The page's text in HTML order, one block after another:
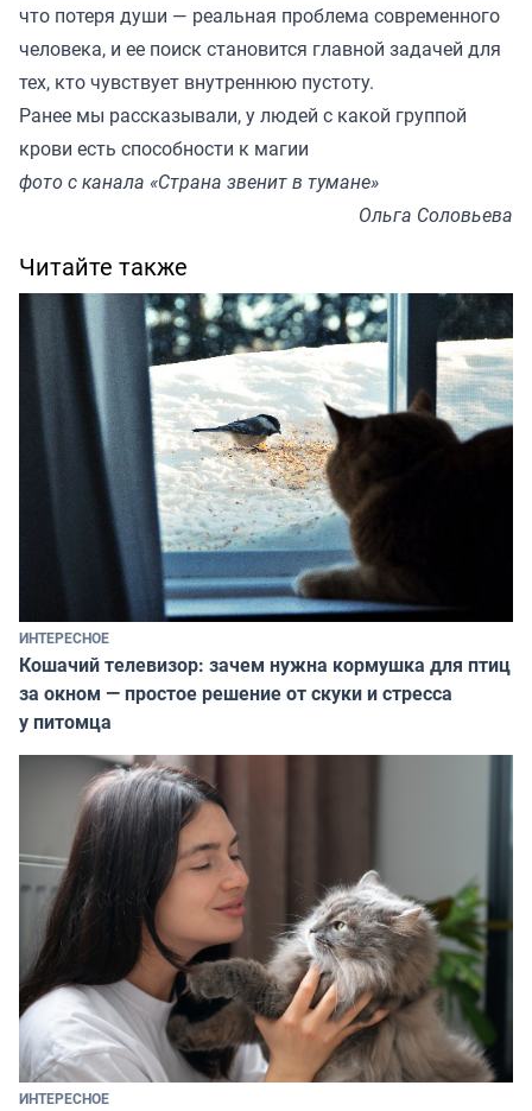
что потеря души — реальная проблема современного
человека, и ее поиск становится главной задачей для
тех, кто чувствует внутреннюю пустоту.
Ранее мы рассказывали, у людей с какой группой
крови есть способности к магии
фото с канала «Страна звенит в тумане»
Ольга Соловьева
Читайте также
ИНТЕРЕСНОЕ
Кошачий телевизор: зачем нужна кормушка для птиц
за окном — простое решение от скуки и стресса
у питомца
ИНТЕРЕСНОЕ